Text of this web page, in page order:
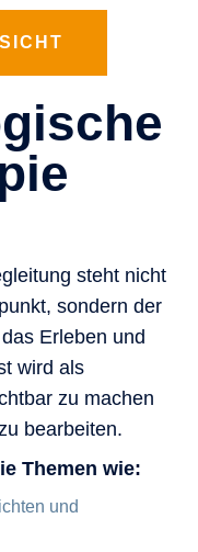
steht nicht
sondern der
Erleben und
wird als
zu machen
bearbeiten.
Themen wie:
und